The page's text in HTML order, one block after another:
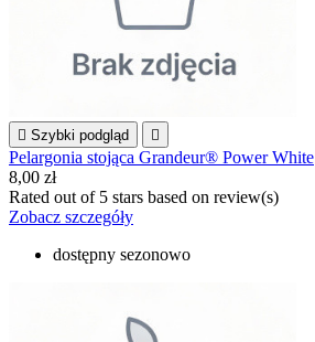
 Szybki podgląd 
Pelargonia stojąca Grandeur® Power White
8,00 zł
Rated out of 5 stars based on review(s)
Zobacz szczegóły
dostępny sezonowo